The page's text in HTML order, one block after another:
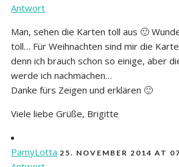
Antwort
Man, sehen die Karten toll aus 🙂
toll… Für Weihnachten sind mir die
denn ich brauch schon so einige, aber
werde ich nachmachen…
Danke fürs Zeigen und erklären 🙂
Viele liebe Grüße, Brigitte
PamyLotta 25. NOVEMBER 2014 AT